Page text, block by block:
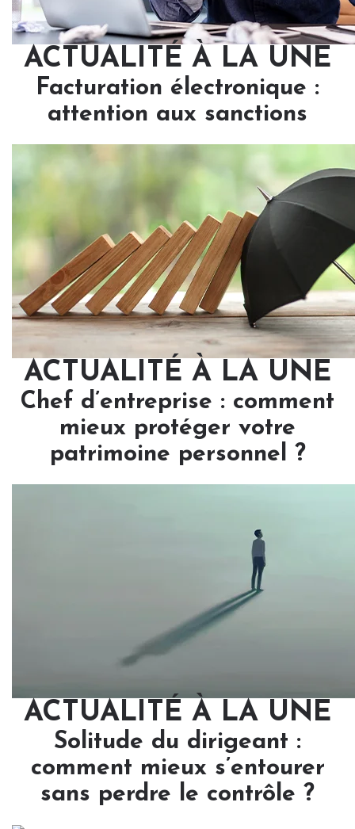
ACTUALITÉ À LA UNE
Facturation électronique :
attention aux sanctions
ACTUALITÉ À LA UNE
Chef d’entreprise : comment
mieux protéger votre
patrimoine personnel ?
ACTUALITÉ À LA UNE
Solitude du dirigeant :
comment mieux s’entourer
sans perdre le contrôle ?